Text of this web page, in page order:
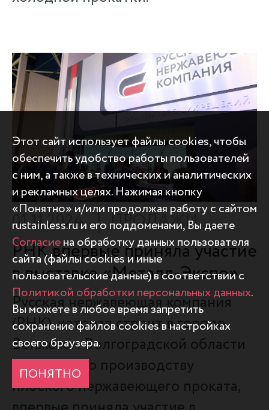
01.11.2024 ПРОДАЖИ
РНК впервые приняла участие
в выставке «Металл-Экспо»
Русская нержавеющая компания
(РНК), которая строит в городе
Волжском Волгоградской области
комплекс по производству
плоского нержавеющего проката,
Этот сайт использует файлы cookies, чтобы
обеспечить удобство работы пользователей
с ним, а также в технических и аналитических
и рекламных целях. Нажимая кнопку
«Понятно» и/или продолжая работу с сайтом
rustainless.ru и его поддоменами, Вы даете
Согласиена обработку данных пользователя
сайта (файлы cookies и иные
пользовательские данные) в соответствии с
Политикой обработки персональных данных.
Вы можете в любое время запретить
сохранение файлов cookies в настройках
своего браузера.
ПОНЯТНО